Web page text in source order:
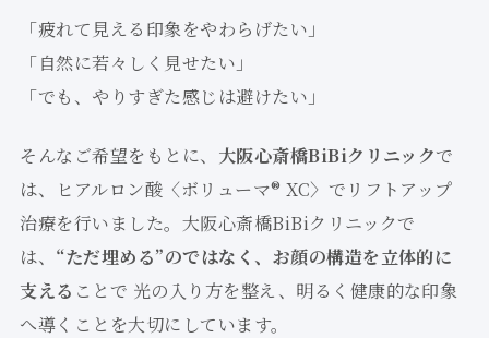
「疲れて見える印象をやわらげたい」
「自然に若々しく見せたい」
「でも、やりすぎた感じは避けたい」
そんなご希望をもとに、 大阪心斎橋BiBiクリニックで
は、ヒアルロン酸〈ボリューマ® XC〉でリフトアップ
治療を行いました。大阪心斎橋BiBiクリニックで
は、 “ただ埋める”のではなく、お顔の構造を立体的に
支える ことで 光の入り方を整え、明るく健康的な印象
へ導くことを大切にしています。